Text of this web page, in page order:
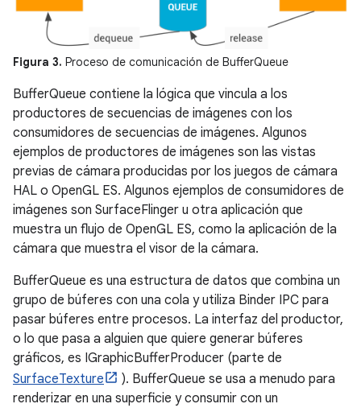
Figura 3. Proceso de comunicación de BufferQueue
BufferQueue contiene la lógica que vincula a los
productores de secuencias de imágenes con los
consumidores de secuencias de imágenes. Algunos
ejemplos de productores de imágenes son las vistas
previas de cámara producidas por los juegos de cámara
HAL o OpenGL ES. Algunos ejemplos de consumidores de
imágenes son SurfaceFlinger u otra aplicación que
muestra un flujo de OpenGL ES, como la aplicación de la
cámara que muestra el visor de la cámara.
BufferQueue es una estructura de datos que combina un
grupo de búferes con una cola y utiliza Binder IPC para
pasar búferes entre procesos. La interfaz del productor,
o lo que pasa a alguien que quiere generar búferes
gráficos, es IGraphicBufferProducer (parte de
SurfaceTexture
). BufferQueue se usa a menudo para
renderizar en una superficie y consumir con un